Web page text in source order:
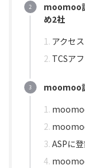
moomoo
め2社
アクセ
TCSア
moomoo
ASPに